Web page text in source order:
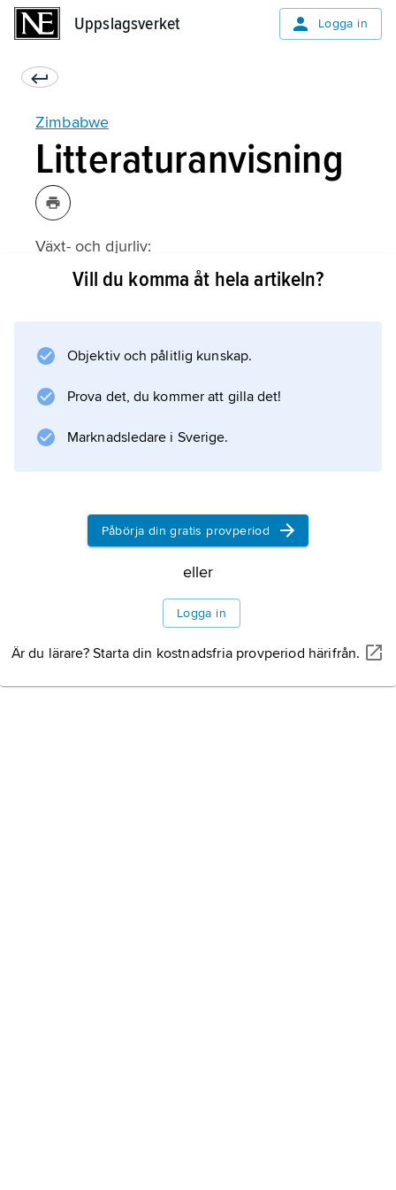
Uppslagsverket Logga in
Zimbabwe
Litteraturanvisning
Växt- och djurliv:
Vill du komma åt hela artikeln?
Objektiv och pålitlig kunskap.
Prova det, du kommer att gilla det!
Marknadsledare i Sverige.
Påbörja din gratis provperiod
eller
Logga in
Är du lärare? Starta din kostnadsfria provperiod härifrån.